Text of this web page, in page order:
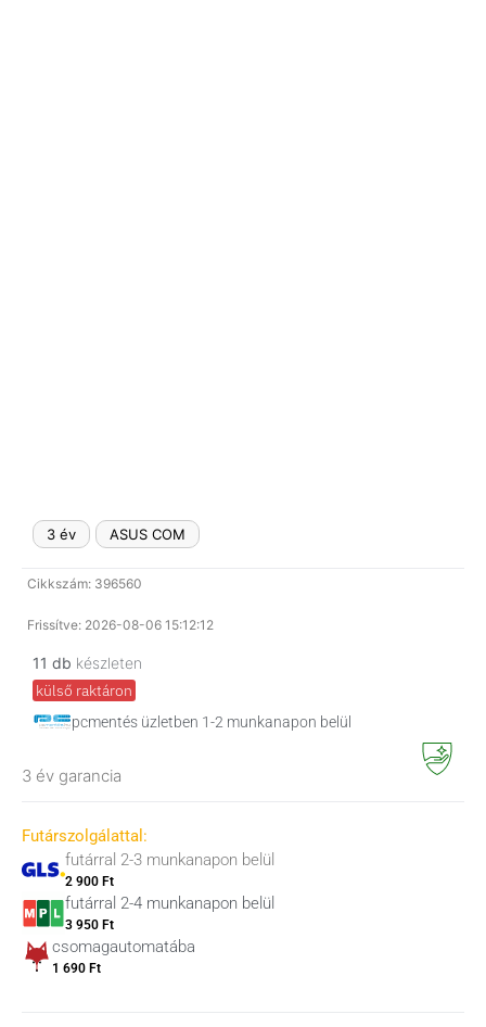
3 év ASUS COM
Cikkszám: 396560
Frissítve: 2026-08-06 15:12:12
11 db készleten
külső raktáron
pcmentés üzletben 1-2 munkanapon belül
3 év garancia
Futárszolgálattal:
futárral 2-3 munkanapon belül
2 900 Ft
futárral 2-4 munkanapon belül
3 950 Ft
csomagautomatába
1 690 Ft